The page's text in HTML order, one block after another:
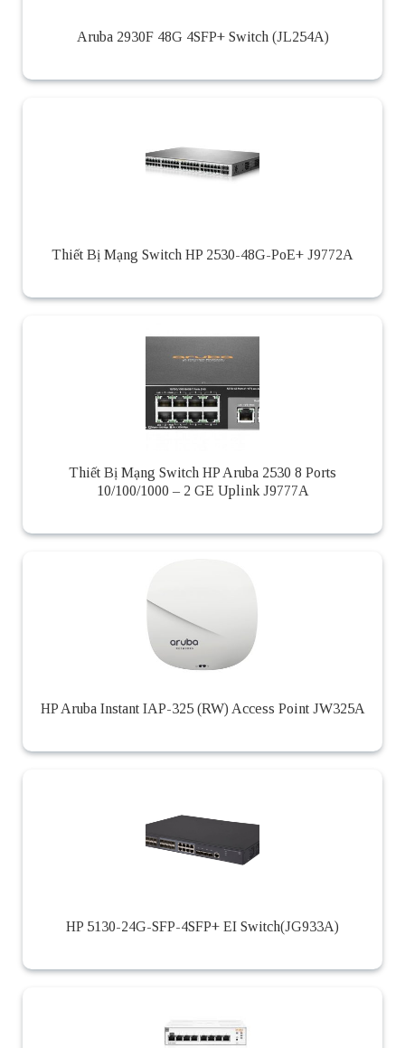
Aruba 2930F 48G 4SFP+ Switch (JL254A)
Thiết Bị Mạng Switch HP 2530-48G-PoE+ J9772A
Thiết Bị Mạng Switch HP Aruba 2530 8 Ports
10/100/1000 – 2 GE Uplink J9777A
HP Aruba Instant IAP-325 (RW) Access Point JW325A
HP 5130-24G-SFP-4SFP+ EI Switch(JG933A)